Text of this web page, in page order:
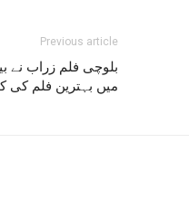
Previous article
بلوچی فلم زراب نے
میں بہترین فلم کی